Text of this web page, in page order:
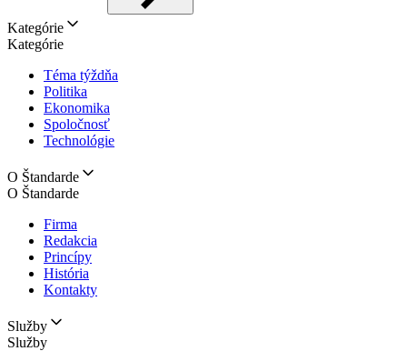
Kategórie
Kategórie
Téma týždňa
Politika
Ekonomika
Spoločnosť
Technológie
O Štandarde
O Štandarde
Firma
Redakcia
Princípy
História
Kontakty
Služby
Služby